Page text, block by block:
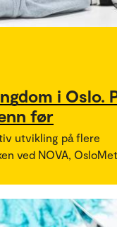
i Oslo.
før
utvikling på flere
ved NOVA,